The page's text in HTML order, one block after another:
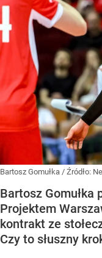
Bartosz Gomułka / Źródło:
Bartosz Gomułka
Projektem
kontrakt ze
Czy to słuszny